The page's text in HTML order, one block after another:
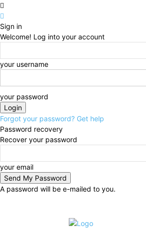
Sign in
Welcome! Log into your account
your username
your password
Forgot your password? Get help
Password recovery
Recover your password
your email
A password will be e-mailed to you.